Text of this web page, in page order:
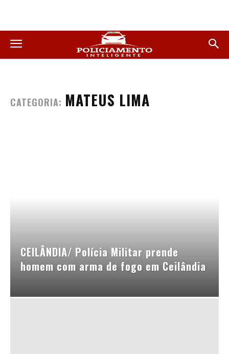
CATEGORIA: MATEUS LIMA
CEILÂNDIA/ Polícia Militar prende
homem com arma de fogo em Ceilândia